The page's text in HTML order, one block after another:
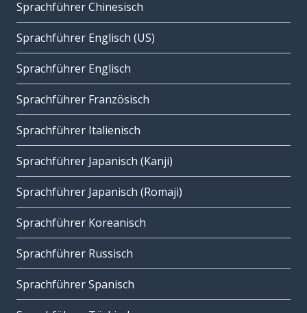
Sprachführer Chinesisch
Sprachführer Englisch (US)
Sprachführer Englisch
Sprachführer Französisch
Sprachführer Italienisch
Sprachführer Japanisch (Kanji)
Sprachführer Japanisch (Romaji)
Sprachführer Koreanisch
Sprachführer Russisch
Sprachführer Spanisch